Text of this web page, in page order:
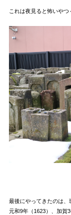
これは夜見ると怖いやつ
最後にやってきたのは
元和9年（1623）、加